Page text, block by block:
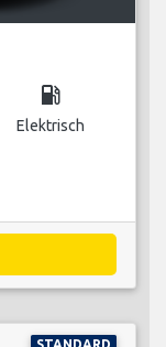
local_gas_station
Elektrisch